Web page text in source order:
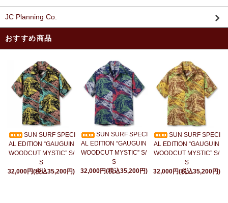
JC Planning Co.
おすすめ商品
SUN SURF SPECI
AL EDITION “GAUGUIN
WOODCUT MYSTIC” S/
S
32,000円(税込35,200円)
SUN SURF SPECI
AL EDITION “GAUGUIN
WOODCUT MYSTIC” S/
S
32,000円(税込35,200円)
SUN SURF SPECI
AL EDITION “GAUGUIN
WOODCUT MYSTIC” S/
S
32,000円(税込35,200円)